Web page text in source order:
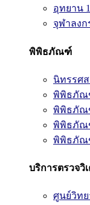
อุทยาน
จุฬาลง
พิพิธภัณฑ์
นิทรรศ
พิพิธภัณ
พิพิธภัณ
พิพิธภัณ
พิพิธภัณ
บริการตรวจ
ศูนย์วิท